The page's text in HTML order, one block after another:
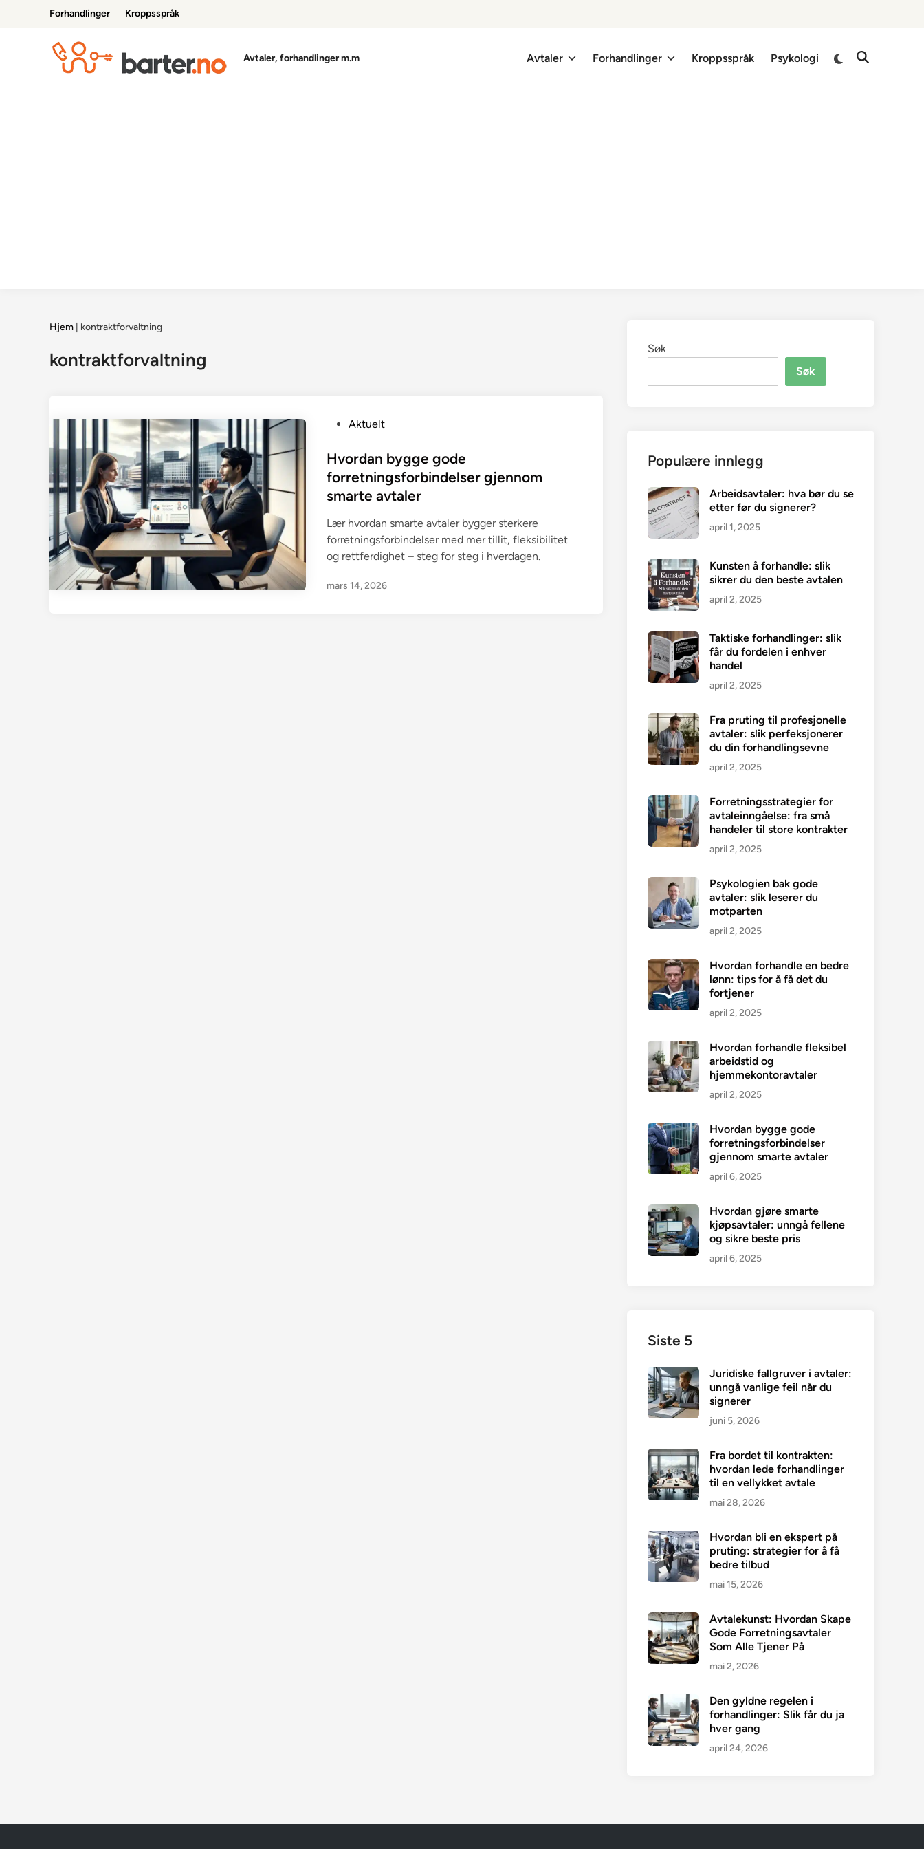
Forhandlinger Kroppsspråk
Avtaler, forhandlinger m.m Avtaler Forhandlinger Kroppsspråk Psykologi
Switch
Open
Hjem kontraktforvaltning
kontraktforvaltning
s
t
d
i
n
Aktuelt
Hvordan bygge gode
forretningsforbindelser gjennom
smarte avtaler
Lær hvordan smarte avtaler bygger sterkere
forretningsforbindelser med mer tillit, fleksibilitet
og rettferdighet – steg for steg i hverdagen.
mars 14, 2026
Søk
Søk
Populære innlegg
Arbeidsavtaler: hva bør du se
etter før du signerer?
april 1, 2025
Kunsten å forhandle: slik
sikrer du den beste avtalen
april 2, 2025
Taktiske forhandlinger: slik
får du fordelen i enhver
handel
april 2, 2025
Fra pruting til profesjonelle
avtaler: slik perfeksjonerer
du din forhandlingsevne
april 2, 2025
Forretningsstrategier for
avtaleinngåelse: fra små
handeler til store kontrakter
april 2, 2025
Psykologien bak gode
avtaler: slik leserer du
motparten
april 2, 2025
Hvordan forhandle en bedre
lønn: tips for å få det du
fortjener
april 2, 2025
Hvordan forhandle fleksibel
arbeidstid og
hjemmekontoravtaler
april 2, 2025
Hvordan bygge gode
forretningsforbindelser
gjennom smarte avtaler
april 6, 2025
Hvordan gjøre smarte
kjøpsavtaler: unngå fellene
og sikre beste pris
april 6, 2025
Siste 5
Juridiske fallgruver i avtaler:
unngå vanlige feil når du
signerer
juni 5, 2026
Fra bordet til kontrakten:
hvordan lede forhandlinger
til en vellykket avtale
mai 28, 2026
Hvordan bli en ekspert på
pruting: strategier for å få
bedre tilbud
mai 15, 2026
Avtalekunst: Hvordan Skape
Gode Forretningsavtaler
Som Alle Tjener På
mai 2, 2026
Den gyldne regelen i
forhandlinger: Slik får du ja
hver gang
april 24, 2026